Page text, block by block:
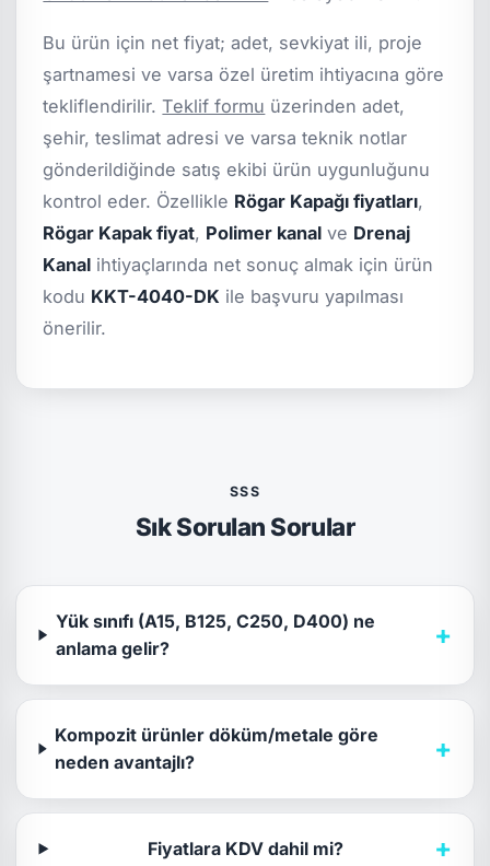
Bu ürün için net fiyat; adet, sevkiyat ili, proje
şartnamesi ve varsa özel üretim ihtiyacına göre
tekliflendirilir.Teklif formu üzerinden adet,
şehir, teslimat adresi ve varsa teknik notlar
gönderildiğinde satış ekibi ürün uygunluğunu
kontrol eder. Özellikle Rögar Kapağı fiyatları,
Rögar Kapak fiyat, Polimer kanal ve Drenaj
Kanal ihtiyaçlarında net sonuç almak için ürün
kodu KKT-4040-DK ile başvuru yapılması
önerilir.
SSS
Sık Sorulan Sorular
Yük sınıfı (A15, B125, C250, D400) ne
anlama gelir?
+
Kompozit ürünler döküm/metale göre
neden avantajlı?
+
Fiyatlara KDV dahil mi? +